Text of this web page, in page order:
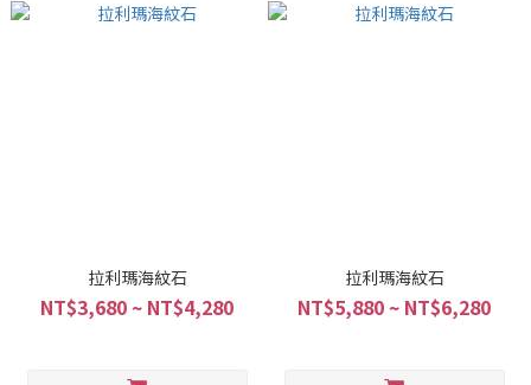
拉利瑪海紋石
NT$3,680 ~ NT$4,280
拉利瑪海紋石
NT$5,880 ~ NT$6,280